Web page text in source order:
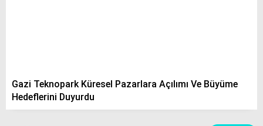
Gazi Teknopark Küresel Pazarlara Açılımı Ve Büyüme
Hedeflerini Duyurdu